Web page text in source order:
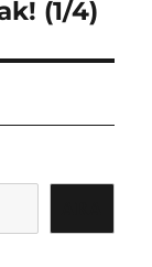
(1/4)